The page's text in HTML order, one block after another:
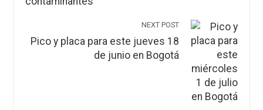
NEXT POST
Pico y placa para este jueves 18
de junio en Bogotá